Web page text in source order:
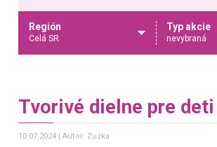
Región
Celá SR
Typ akcie
nevybraná
Tvorivé dielne pre deti
10.07.2024 Autor: Zuzka